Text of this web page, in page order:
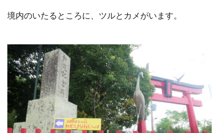
境内のいたるところに、ツルとカメがいます。